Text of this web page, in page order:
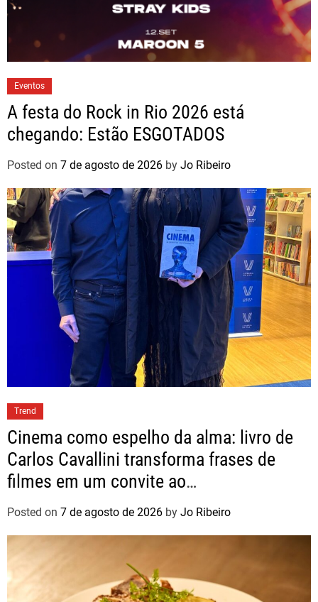
Eventos
A festa do Rock in Rio 2026 está
chegando: Estão ESGOTADOS
Posted on 7 de agosto de 2026 by Jo Ribeiro
Trend
Cinema como espelho da alma: livro de
Carlos Cavallini transforma frases de
filmes em um convite ao
autoconhecimento
Posted on 7 de agosto de 2026 by Jo Ribeiro